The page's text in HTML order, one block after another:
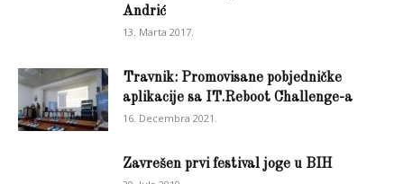
Andrić
13. Marta 2017.
Travnik: Promovisane pobjedničke
aplikacije sa IT.Reboot Challenge-a
16. Decembra 2021.
Zavrešen prvi festival joge u BIH